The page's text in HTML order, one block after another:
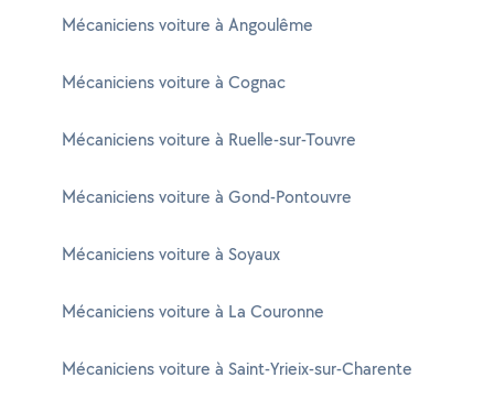
Mécaniciens voiture à Angoulême
Mécaniciens voiture à Cognac
Mécaniciens voiture à Ruelle-sur-Touvre
Mécaniciens voiture à Gond-Pontouvre
Mécaniciens voiture à Soyaux
Mécaniciens voiture à La Couronne
Mécaniciens voiture à Saint-Yrieix-sur-Charente